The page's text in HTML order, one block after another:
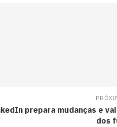
prepara mudanças e
dos